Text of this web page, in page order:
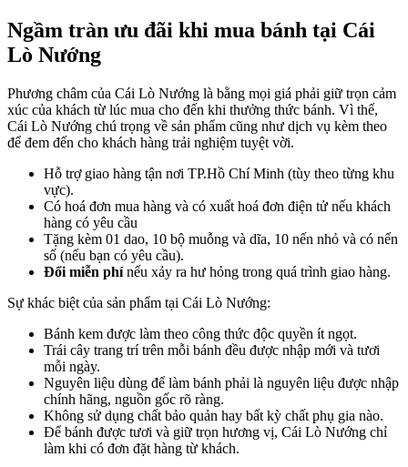
Ngầm tràn ưu đãi khi mua bánh tại Cái
Lò Nướng
Phương châm của Cái Lò Nướng là bằng mọi giá phải giữ trọn cảm
xúc của khách từ lúc mua cho đến khi thưởng thức bánh. Vì thế,
Cái Lò Nướng chú trọng về sản phẩm cũng như dịch vụ kèm theo
để đem đến cho khách hàng trải nghiệm tuyệt vời.
Hỗ trợ giao hàng tận nơi TP.Hồ Chí Minh (tùy theo từng khu
vực).
Có hoá đơn mua hàng và có xuất hoá đơn điện tử nếu khách
hàng có yêu cầu
Tặng kèm 01 dao, 10 bộ muỗng và dĩa, 10 nến nhỏ và có nến
số (nếu bạn có yêu cầu).
Đổi miễn phínếu xảy ra hư hỏng trong quá trình giao hàng.
Sự khác biệt của sản phẩm tại Cái Lò Nướng:
Bánh kem được làm theo công thức độc quyền ít ngọt.
Trái cây trang trí trên mỗi bánh đều được nhập mới và tươi
mỗi ngày.
Nguyên liệu dùng để làm bánh phải là nguyên liệu được nhập
chính hãng, nguồn gốc rõ ràng.
Không sử dụng chất bảo quản hay bất kỳ chất phụ gia nào.
Để bánh được tươi và giữ trọn hương vị, Cái Lò Nướng chỉ
làm khi có đơn đặt hàng từ khách.